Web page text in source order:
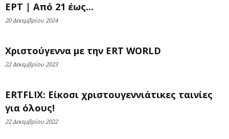
ΕΡΤ | Από 21 έως...
20 Δεκεμβρίου 2024
Χριστούγεννα με την ERT WORLD
22 Δεκεμβρίου 2023
ERTFLIX: Είκοσι χριστουγεννιάτικες ταινίες
για όλους!
22 Δεκεμβρίου 2022